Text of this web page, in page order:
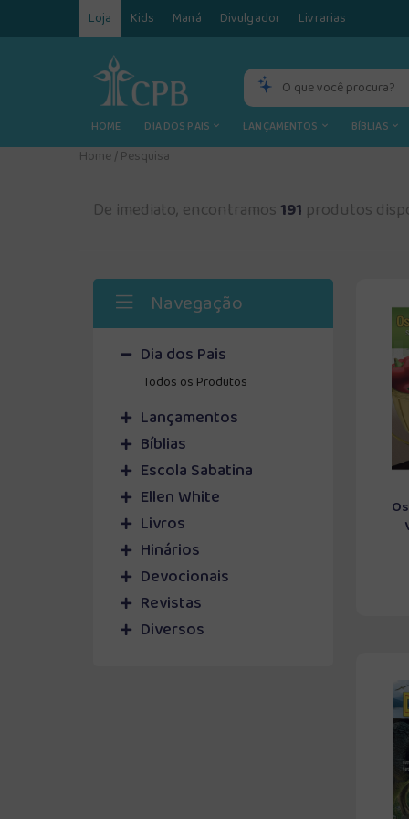
Loja Kids Maná Divulgador Livrarias
HOME DIA DOS PAIS LANÇAMENTOS BÍBLIAS
Home /Pesquisa
De imediato, encontramos 191 produtos
Navegação
Dia dos Pais
Todos os Produtos
Lançamentos
Bíblias
Escola Sabatina
Ellen White
Livros
Hinários
Devocionais
Revistas
Diversos